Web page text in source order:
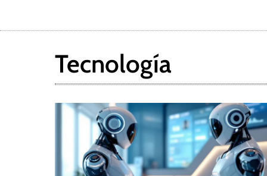
Tecnología